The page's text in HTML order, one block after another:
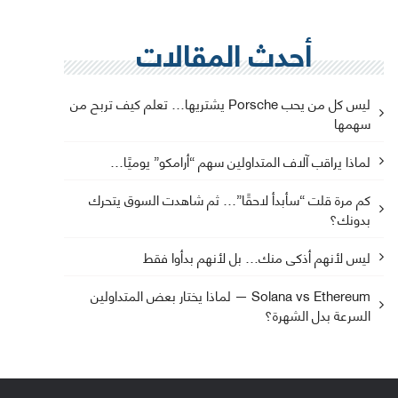
أحدث المقالات
ليس كل من يحب Porsche يشتريها… تعلم كيف تربح من
سهمها
لماذا يراقب آلاف المتداولين سهم “أرامكو” يوميًا…
كم مرة قلت “سأبدأ لاحقًا”… ثم شاهدت السوق يتحرك
بدونك؟
ليس لأنهم أذكى منك… بل لأنهم بدأوا فقط
Solana vs Ethereum — لماذا يختار بعض المتداولين
السرعة بدل الشهرة؟